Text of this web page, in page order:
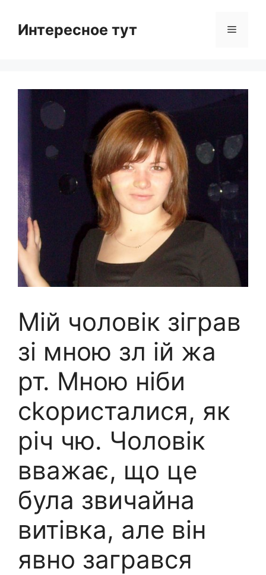
contentИнтересное тут Menu
Мій чоловік зіграв
зі мною зл ій жа
рт. Мною ніби
сkористалися, як
річ чю. Чоловік
вважає, що це
була звичайна
витівка, але він
явно загрався